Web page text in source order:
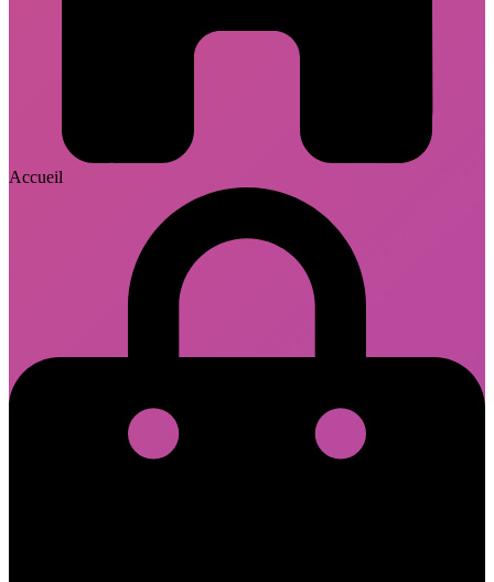
Accueil